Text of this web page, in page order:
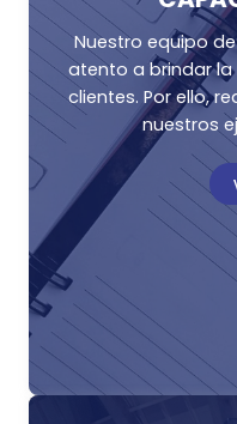
Nuestro equipo
atento a brindar
clientes. Por ello,
nuestros